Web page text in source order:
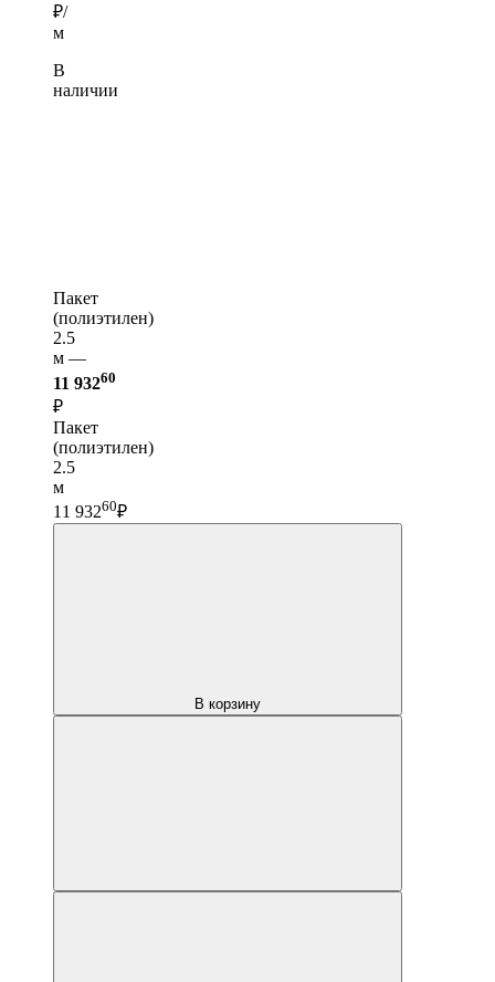
₽/
м
В
наличии
Пакет
(полиэтилен)
2.5
м —
11 93260
₽
Пакет
(полиэтилен)
2.5
м
11 93260₽
В корзину